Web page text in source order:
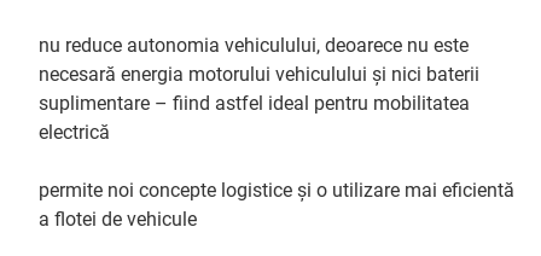
nu reduce autonomia vehiculului, deoarece nu este
necesară energia motorului vehiculului și nici baterii
suplimentare – fiind astfel ideal pentru mobilitatea
electrică
permite noi concepte logistice și o utilizare mai eficientă
a flotei de vehicule